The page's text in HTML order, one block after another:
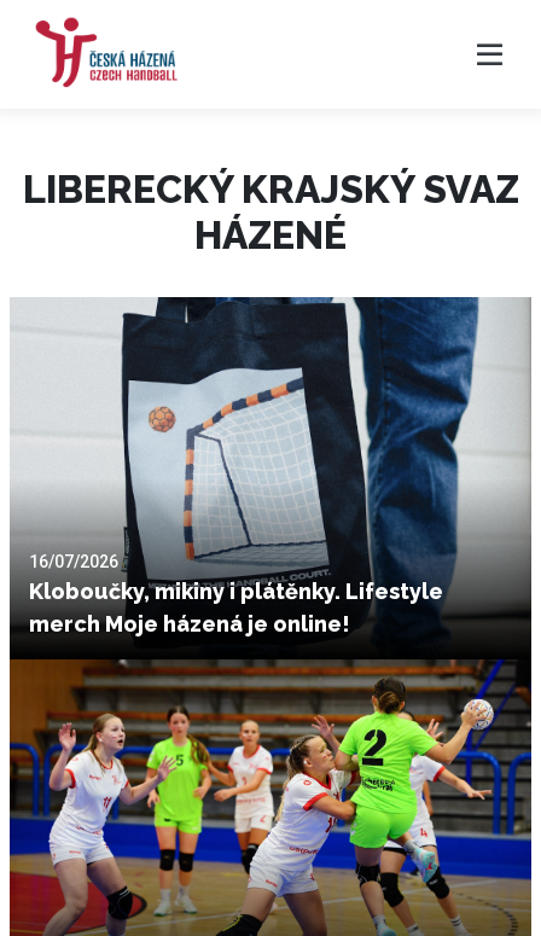
LIBERECKÝ KRAJSKÝ SVAZ
HÁZENÉ
16/07/2026
Kloboučky, mikiny i plátěnky. Lifestyle
merch Moje házená je online!